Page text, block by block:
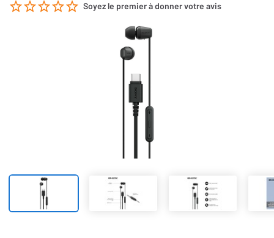
Soyez le premier à donner votre avis